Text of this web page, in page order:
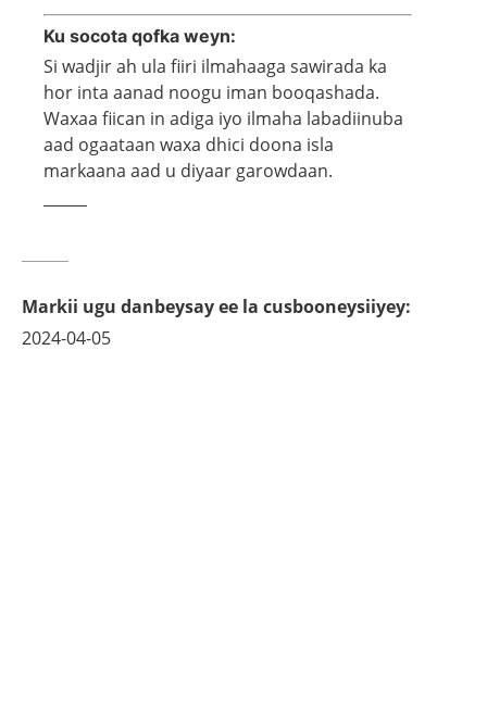
Ku socota qofka weyn:
Si wadjir ah ula fiiri ilmahaaga sawirada ka
hor inta aanad noogu iman booqashada.
Waxaa fiican in adiga iyo ilmaha labadiinuba
aad ogaataan waxa dhici doona isla
markaana aad u diyaar garowdaan.
Markii ugu danbeysay ee la cusbooneysiiyey:
2024-04-05